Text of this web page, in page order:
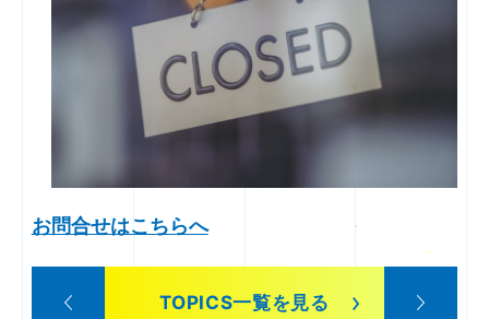
お問合せはこちらへ
TOPICS一覧を見る